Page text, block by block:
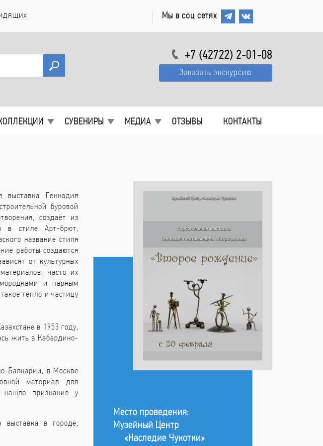
Мы в соц сетях
+7 (42722) 2-01-08
Заказать экскурсию
СУВЕНИРЫ МЕДИА ОТЗЫВЫ КОНТАКТЫ
выставка Геннадия
буровой
создаёт из
в стиле Арт-брют,
название стиля
работы создаются
от культурных
часто их
и парным
тепло и частицу
в 1953 году,
жить в Кабардино-
Балкарии, в Москве
материал для
нашло признание у
выставка в городе,
Место проведения:
Музейный Центр
«Наследие Чукотки»